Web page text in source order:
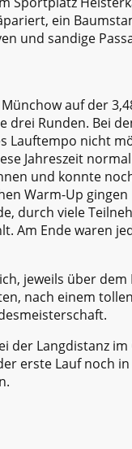
ein
und sandige
auf der
drei Runden. Bei
Lauftempo nicht
Jahreszeit
und konnte
Warm-Up
durch viele
Am Ende waren
jeweils über
nach einem
der Langdistanz
erste Lauf noch